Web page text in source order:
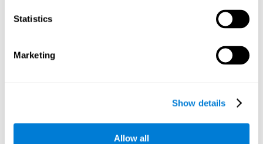
Statistics
Marketing
Show details
Allow all
تأثيرات التدريب بالكمبيوتر في الوظائف التنفيذية
والأداء الأكاديمي عند الأطفال
based training on children’s executive functions and academic
achievement. The Journal of Educational Research, 1–10.
https://doi.org/10.1080/00220671.2021.1998881